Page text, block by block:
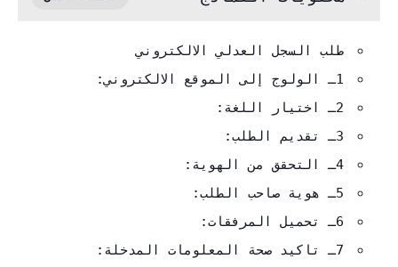
طلب السجل العدلي الالكتروني
1ـ الولوج إلى الموقع الالكتروني:
2ـ اختيار اللغة:
3ـ تقديم الطلب:
4ـ التحقق من الهوية:
5ـ هوية صاحب الطلب:
6ـ تحميل المرفقات:
7ـ تاكيد صحة المعلومات المدخلة: